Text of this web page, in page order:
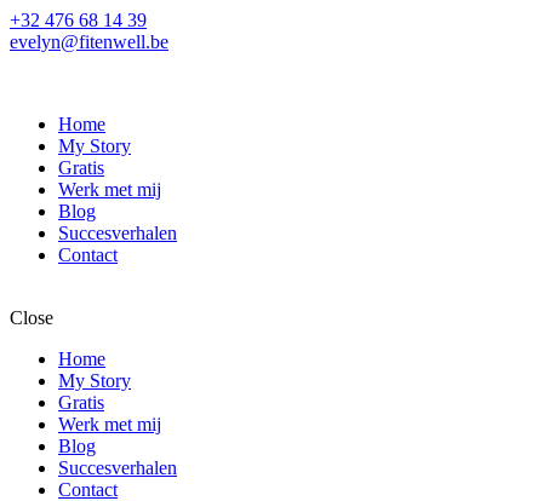
+32 476 68 14 39
evelyn@fitenwell.be
Home
My Story
Gratis
Werk met mij
Blog
Succesverhalen
Contact
Close
Home
My Story
Gratis
Werk met mij
Blog
Succesverhalen
Contact